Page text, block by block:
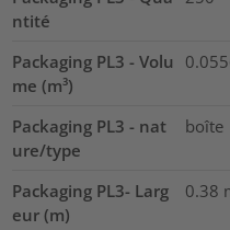
ntité
Packaging PL3 - Volu
me (m³)
Packaging PL3 - nat
ure/type
boîte
Packaging PL3- Larg
eur (m)
0.38